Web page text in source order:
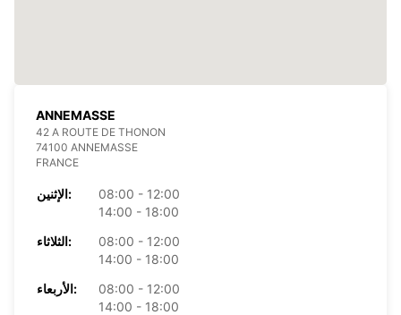
ANNEMASSE
42 A ROUTE DE THONON
74100 ANNEMASSE
FRANCE
الإثنين:
08:00 - 12:00
14:00 - 18:00
الثلاثاء:
08:00 - 12:00
14:00 - 18:00
الأربعاء:
08:00 - 12:00
14:00 - 18:00